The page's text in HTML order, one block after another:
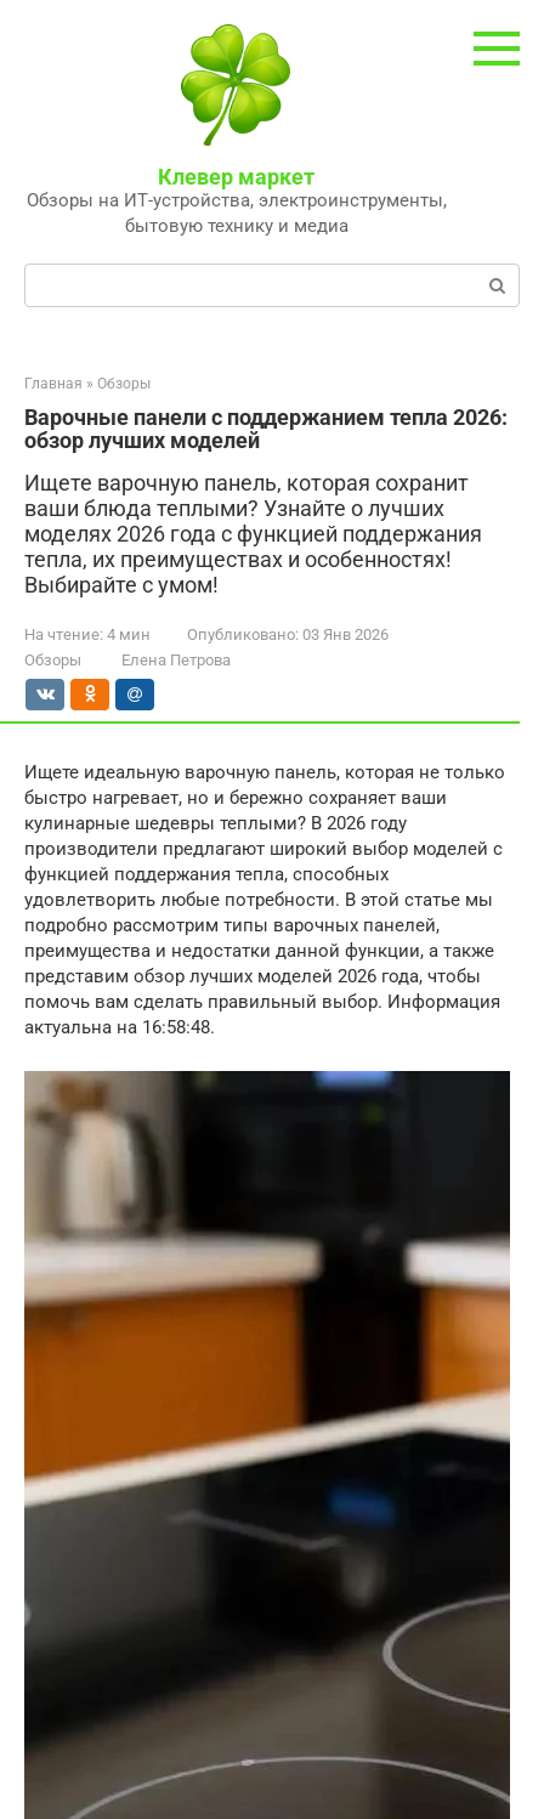
Клевер маркет
Обзоры на ИТ-устройства, электроинструменты,
бытовую технику и медиа
Поиск:
Главная » Обзоры
Варочные панели с поддержанием тепла 2026:
обзор лучших моделей
Ищете варочную панель, которая сохранит
ваши блюда теплыми? Узнайте о лучших
моделях 2026 года с функцией поддержания
тепла, их преимуществах и особенностях!
Выбирайте с умом!
На чтение: 4 мин Опубликовано: 03 Янв 2026
Обзоры
Елена Петрова
Ищете идеальную варочную панель, которая не только
быстро нагревает, но и бережно сохраняет ваши
кулинарные шедевры теплыми? В 2026 году
производители предлагают широкий выбор моделей с
функцией поддержания тепла, способных
удовлетворить любые потребности. В этой статье мы
подробно рассмотрим типы варочных панелей,
преимущества и недостатки данной функции, а также
представим обзор лучших моделей 2026 года, чтобы
помочь вам сделать правильный выбор. Информация
актуальна на 16:58:48.